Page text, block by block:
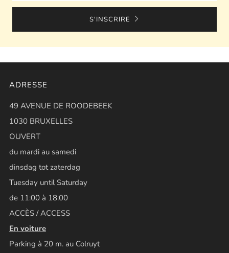
S'INSCRIRE
ADRESSE
49 AVENUE DE ROODEBEEK
1030 BRUXELLES
OUVERT
du mardi au samedi
dinsdag tot zaterdag
Tuesday until Saturday
de 11:00 à 18:00
ACCÈS / ACCESS
En voiture
Parking à 20 m. au Colruyt